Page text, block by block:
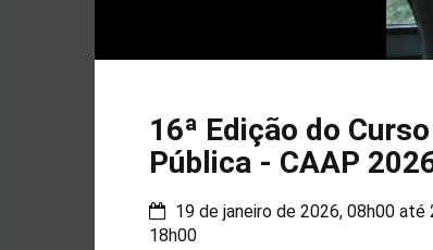
16ª Edição do
Pública - CAAP
19 de janeiro de 2026, 08h00 até
18h00